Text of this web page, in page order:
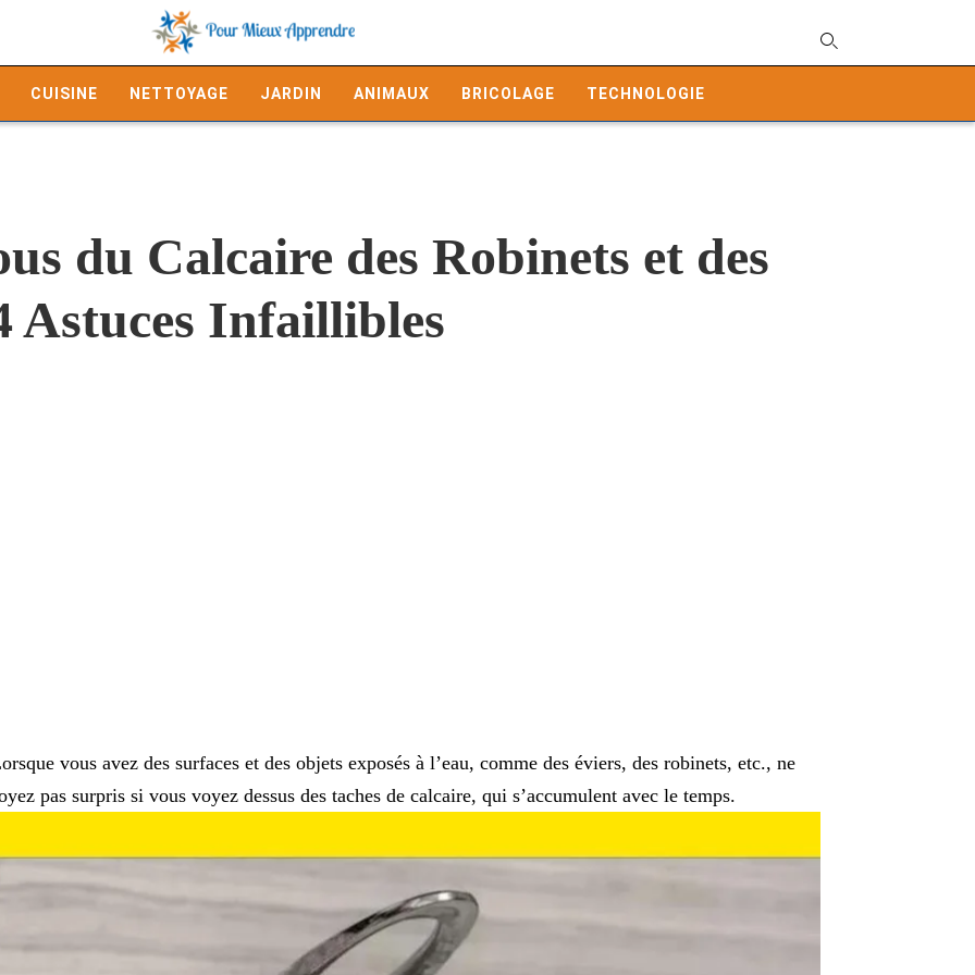
CUISINE NETTOYAGE JARDIN ANIMAUX BRICOLAGE TECHNOLOGIE
du Calcaire des Robinets et des
Astuces Infaillibles
vous avez des surfaces et des objets exposés à l’eau, comme des éviers, des robinets, etc., ne
pas surpris si vous voyez dessus des taches de calcaire, qui s’accumulent avec le temps.